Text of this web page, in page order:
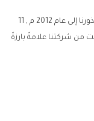
شركة ذات خبرة كبيرة في سوق العقارات , إذ تعود جذورنا إلى عام 2012 م , 11
شركتنا علامةً بارزةً